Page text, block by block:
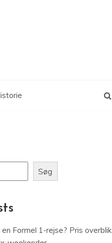
Søg
Formel 1-rejse? Pris overblik